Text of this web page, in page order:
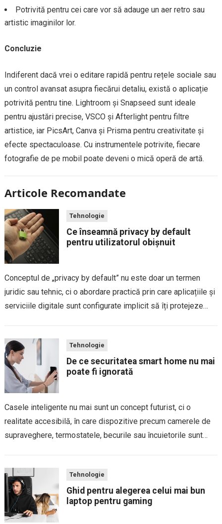
Potrivită pentru cei care vor să adauge un aer retro sau
artistic imaginilor lor.
Concluzie
Indiferent dacă vrei o editare rapidă pentru rețele sociale sau
un control avansat asupra fiecărui detaliu, există o aplicație
potrivită pentru tine. Lightroom și Snapseed sunt ideale
pentru ajustări precise, VSCO și Afterlight pentru filtre
artistice, iar PicsArt, Canva și Prisma pentru creativitate și
efecte spectaculoase. Cu instrumentele potrivite, fiecare
fotografie de pe mobil poate deveni o mică operă de artă.
Articole Recomandate
Tehnologie
Ce înseamnă privacy by default
pentru utilizatorul obișnuit
Conceptul de „privacy by default” nu este doar un termen
juridic sau tehnic, ci o abordare practică prin care aplicațiile și
serviciile digitale sunt configurate implicit să îți protejeze
Tehnologie
De ce securitatea smart home nu mai
poate fi ignorată
Casele inteligente nu mai sunt un concept futurist, ci o
realitate accesibilă, în care dispozitive precum camerele de
supraveghere, termostatele, becurile sau încuietorile sunt
Tehnologie
Ghid pentru alegerea celui mai bun
laptop pentru gaming